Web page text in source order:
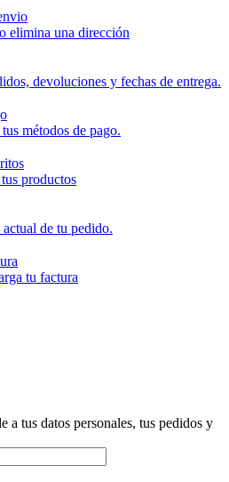
elimina una dirección
devoluciones y fechas de entrega.
métodos de pago.
productos
de tu pedido.
tu factura
a tus datos personales, tus pedidos y